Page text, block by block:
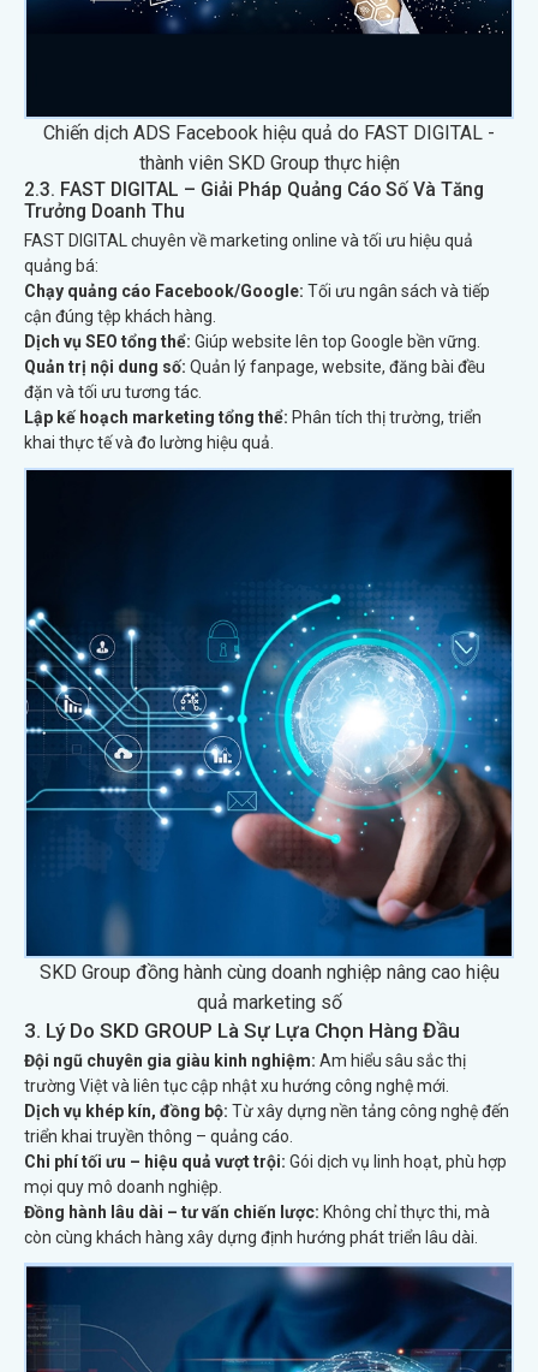
Chiến dịch ADS Facebook hiệu quả do FAST DIGITAL -
thành viên SKD Group thực hiện
2.3. FAST DIGITAL – Giải Pháp Quảng Cáo Số Và Tăng
Trưởng Doanh Thu
FAST DIGITAL chuyên về marketing online và tối ưu hiệu quả
quảng bá:
Chạy quảng cáo Facebook/Google: Tối ưu ngân sách và tiếp
cận đúng tệp khách hàng.
Dịch vụ SEO tổng thể: Giúp website lên top Google bền vững.
Quản trị nội dung số: Quản lý fanpage, website, đăng bài đều
đặn và tối ưu tương tác.
Lập kế hoạch marketing tổng thể: Phân tích thị trường, triển
khai thực tế và đo lường hiệu quả.
SKD Group đồng hành cùng doanh nghiệp nâng cao hiệu
quả marketing số
3. Lý Do SKD GROUP Là Sự Lựa Chọn Hàng Đầu
Đội ngũ chuyên gia giàu kinh nghiệm: Am hiểu sâu sắc thị
trường Việt và liên tục cập nhật xu hướng công nghệ mới.
Dịch vụ khép kín, đồng bộ: Từ xây dựng nền tảng công nghệ đến
triển khai truyền thông – quảng cáo.
Chi phí tối ưu – hiệu quả vượt trội: Gói dịch vụ linh hoạt, phù hợp
mọi quy mô doanh nghiệp.
Đồng hành lâu dài – tư vấn chiến lược: Không chỉ thực thi, mà
còn cùng khách hàng xây dựng định hướng phát triển lâu dài.